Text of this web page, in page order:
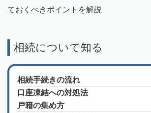
ておくべきポイントを解説
相続について知る
相続手続きの流れ
口座凍結への対処法
戸籍の集め方